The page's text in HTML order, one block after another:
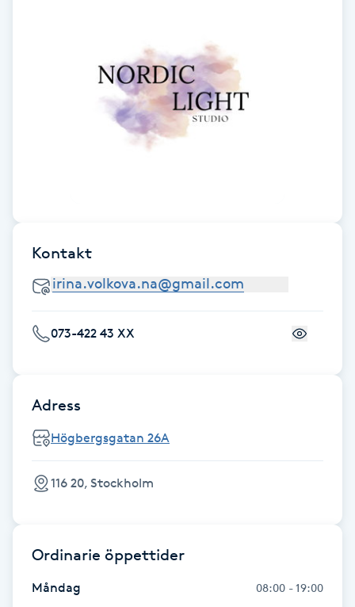
Katun fransar
Kemisk peeling
Keratinbehandling
Kinesiologi
Kiropraktik
Klippning
Klippning & Slingor
Kontakt
073-422 43 XX
Adress
Högbergsgatan 26A
116 20, Stockholm
Ordinarie öppettider
Måndag 08:00 - 19:00